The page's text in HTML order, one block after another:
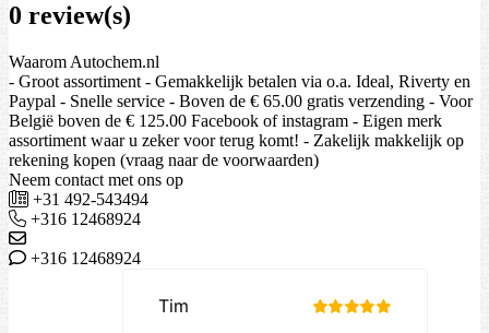
0 review(s)
Waarom Autochem.nl
- Groot assortiment - Gemakkelijk betalen via o.a. Ideal, Riverty en
Paypal - Snelle service - Boven de € 65.00 gratis verzending - Voor
België boven de € 125.00 Facebook of instagram - Eigen merk
assortiment waar u zeker voor terug komt! - Zakelijk makkelijk op
rekening kopen (vraag naar de voorwaarden)
Neem contact met ons op
+31 492-543494
+316 12468924
+316 12468924